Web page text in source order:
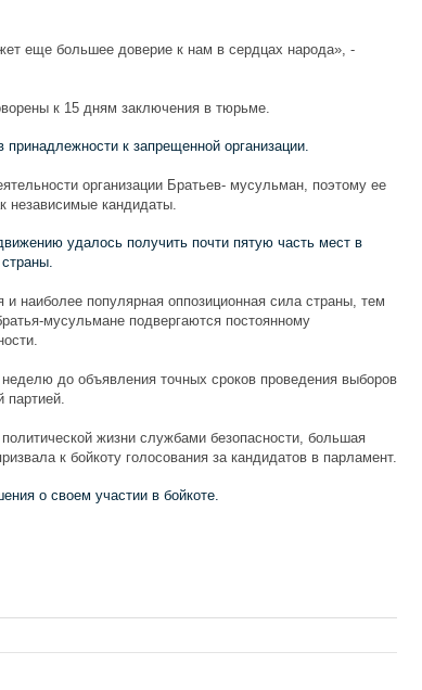
еще большее доверие к нам в сердцах народа», -
к 15 дням заключения в тюрьме.
к запрещенной организации.
организации Братьев- мусульман, поэтому ее
независимые кандидаты.
удалось получить почти пятую часть мест в
наиболее популярная оппозиционная сила страны, тем
мусульмане подвергаются постоянному
до объявления точных сроков проведения выборов
жизни службами безопасности, большая
к бойкоту голосования за кандидатов в парламент.
о своем участии в бойкоте.